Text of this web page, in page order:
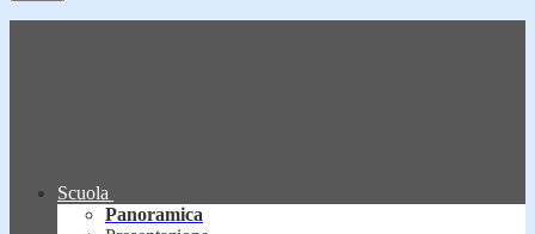
Scuola
Panoramica